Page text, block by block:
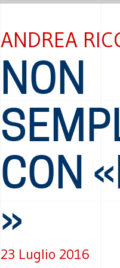
ANDREA
NON
CON
»
23 Luglio 2016